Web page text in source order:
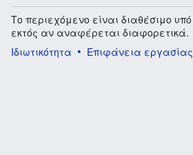
Το περιεχόμενο είναι διαθέσιμο υπό
εκτός αν αναφέρεται διαφορετικά.
Ιδιωτικότητα
Επιφάνεια εργασίας